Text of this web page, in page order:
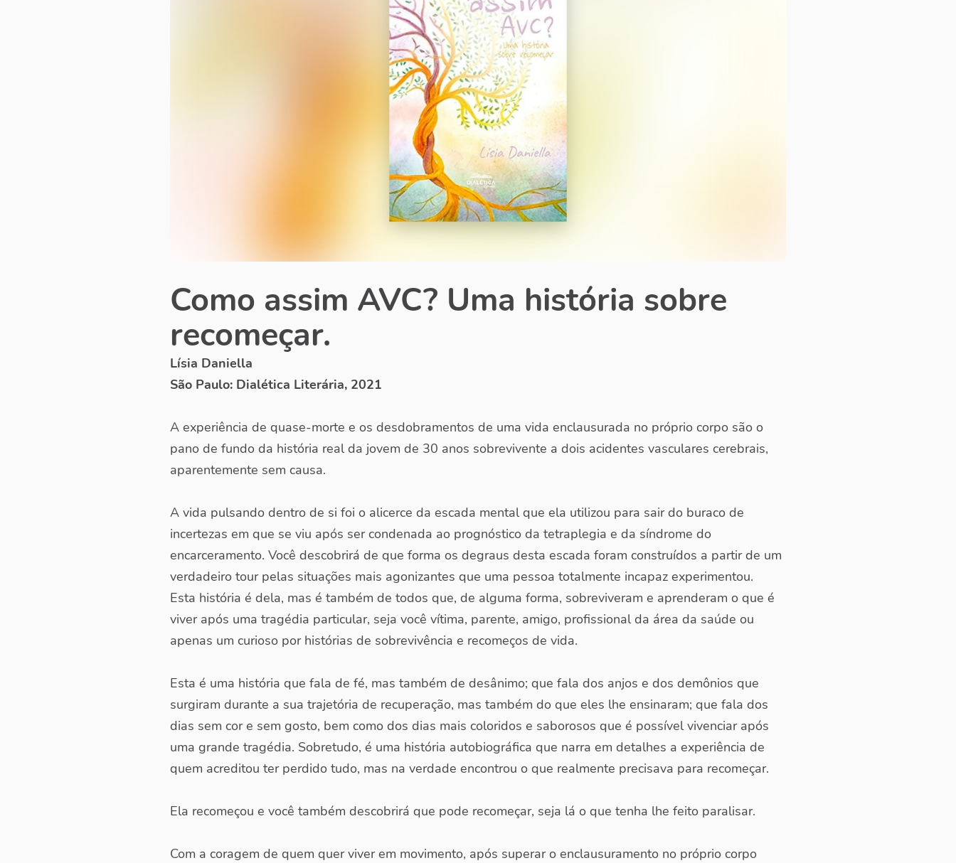
Como assim AVC? Uma história sobre
recomeçar.
Lísia Daniella
São Paulo: Dialética Literária, 2021
A experiência de quase-morte e os desdobramentos de uma vida enclausurada no próprio corpo são o
pano de fundo da história real da jovem de 30 anos sobrevivente a dois acidentes vasculares cerebrais,
aparentemente sem causa.
A vida pulsando dentro de si foi o alicerce da escada mental que ela utilizou para sair do buraco de
incertezas em que se viu após ser condenada ao prognóstico da tetraplegia e da síndrome do
encarceramento. Você descobrirá de que forma os degraus desta escada foram construídos a partir de um
verdadeiro tour pelas situações mais agonizantes que uma pessoa totalmente incapaz experimentou.
Esta história é dela, mas é também de todos que, de alguma forma, sobreviveram e aprenderam o que é
viver após uma tragédia particular, seja você vítima, parente, amigo, profissional da área da saúde ou
apenas um curioso por histórias de sobrevivência e recomeços de vida.
Esta é uma história que fala de fé, mas também de desânimo; que fala dos anjos e dos demônios que
surgiram durante a sua trajetória de recuperação, mas também do que eles lhe ensinaram; que fala dos
dias sem cor e sem gosto, bem como dos dias mais coloridos e saborosos que é possível vivenciar após
uma grande tragédia. Sobretudo, é uma história autobiográfica que narra em detalhes a experiência de
quem acreditou ter perdido tudo, mas na verdade encontrou o que realmente precisava para recomeçar.
Ela recomeçou e você também descobrirá que pode recomeçar, seja lá o que tenha lhe feito paralisar.
Com a coragem de quem quer viver em movimento, após superar o enclausuramento no próprio corpo